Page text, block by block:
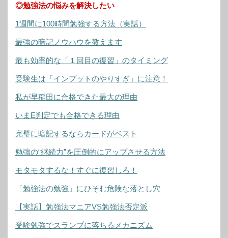
◎勉強法の悩みを解決したい
1週間に100時間勉強する方法（実話）
最強の暗記ノウハウを教えます
最も効率的な「１回目の復習」のタイミング
受験生は「インプットのやりすぎ」に注意！
私が早稲田に合格できた最大の理由
いまE判定でも合格できる理由
完璧に暗記するならカードがベスト
勉強の“継続力”を圧倒的にアップさせる方法
モタモタするな！すぐに復習しろ！
「勉強法の勉強」にひそむ危険な落とし穴
【実話】勉強法マニアVS勉強法否定派
受験勉強でスランプに落ちるメカニズム